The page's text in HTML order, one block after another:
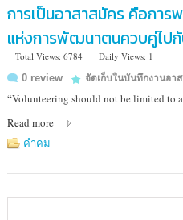
การเป็นอาสาสมัคร คือการ
แห่งการพัฒนาตนควบคู่ไป
Total Views: 6784
Daily Views: 1
0 review
จัดเก็บในบันทึกงานอาส
“Volunteering should not be limited to
Read more
คำคม